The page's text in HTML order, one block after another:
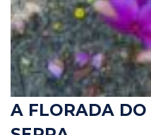
A FLORADA